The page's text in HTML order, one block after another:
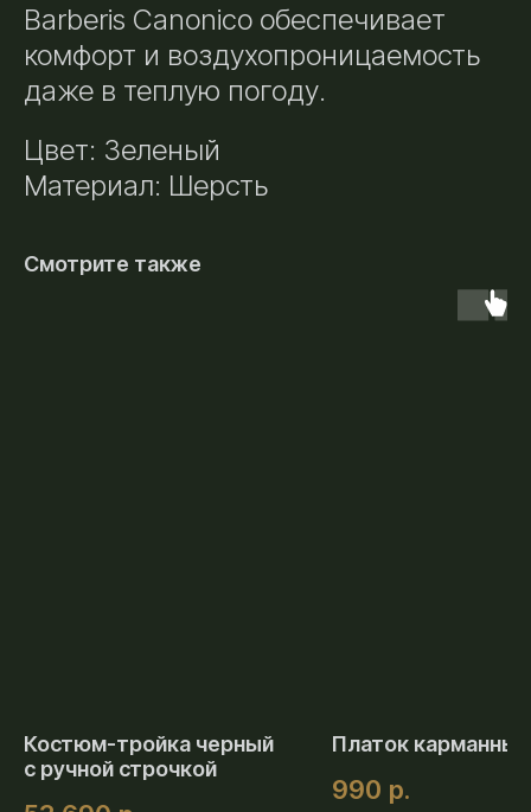
Barberis Canonico обеспечивает
комфорт и воздухопроницаемость
даже в теплую погоду.
Цвет: Зеленый
Материал: Шерсть
Смотрите также
Костюм-тройка черный
с ручной строчкой
Платок карманный
990 р.